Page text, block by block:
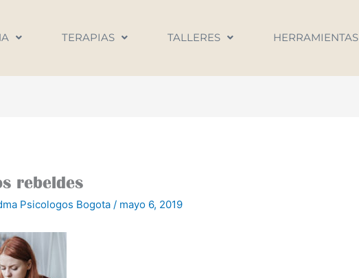
TERAPIAS TALLERES HERRAMIENTAS
rebeldes
Psicologos Bogota / mayo 6, 2019